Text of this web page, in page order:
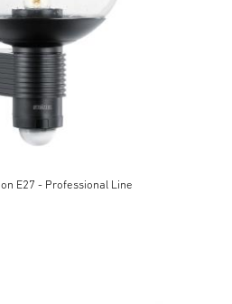
E27 - Professional Line